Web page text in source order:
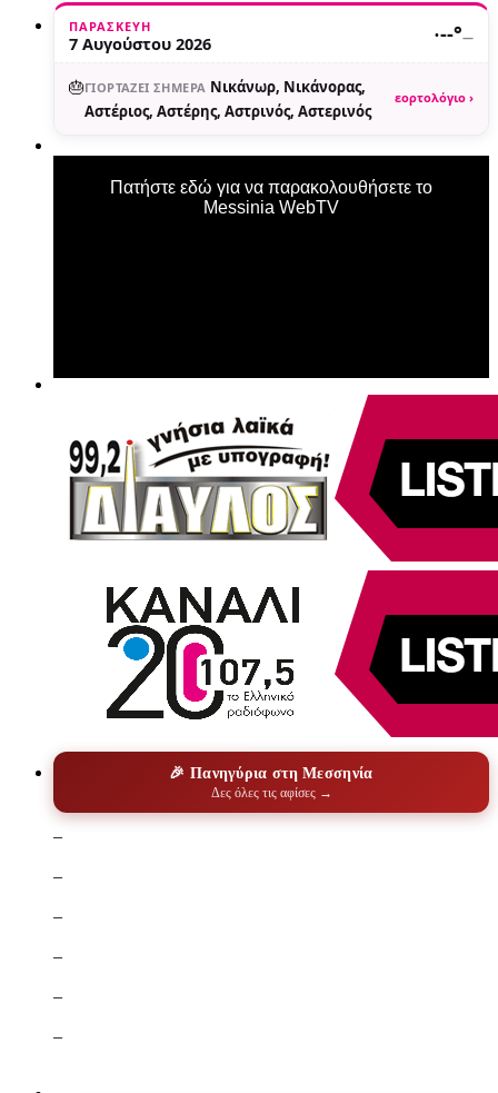
ΠΑΡΑΣΚΕΥΉ
7 Αυγούστου 2026 ·--°—
🎂ΓΙΟΡΤΆΖΕΙ ΣΉΜΕΡΑ Νικάνωρ, Νικάνορας,
Αστέριος, Αστέρης, Αστρινός, Αστερινός
εορτολόγιο ›
Πατήστε εδώ για να παρακολουθήσετε το
Messinia WebTV
🎉 Πανηγύρια στη Μεσσηνία
Δες όλες τις αφίσες →
–
–
–
–
–
–